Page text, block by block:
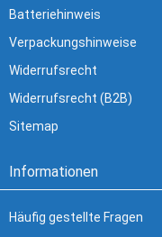
Batteriehinweis
Verpackungshinweise
Widerrufsrecht
Widerrufsrecht (B2B)
Sitemap
Informationen
Häufig gestellte Fragen